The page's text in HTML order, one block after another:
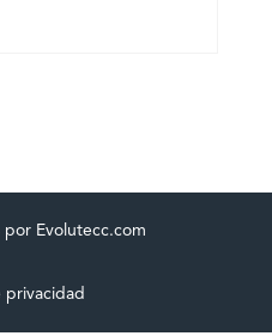
Evolutecc.com
privacidad